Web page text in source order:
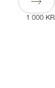
1 000 KR